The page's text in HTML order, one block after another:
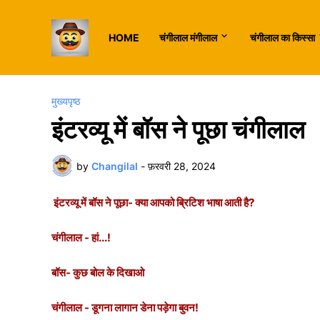
HOME चंगीलाल मंगीलाल चंगीलाल का किस्सा
मुख्यपृष्ठ
इंटरव्यू में बॉस ने पूछा चंगीलाल
by Changilal - फ़रवरी 28, 2024
इंटरव्यू में बॉस ने पूछा- क्या आपको ब्रिटिश भाषा आती है?
चंगीलाल - हां...!
बॉस- कुछ बोल के दिखाओ
चंगीलाल - डूगना लागान डेना पड़ेगा बुवन!